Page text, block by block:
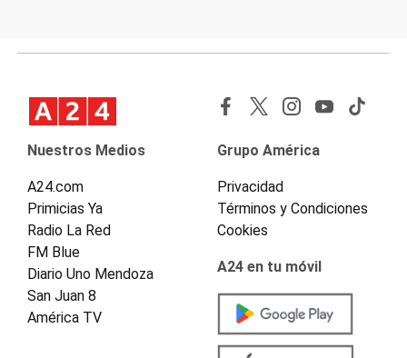
Nuestros Medios
A24.com
Primicias Ya
Radio La Red
FM Blue
Diario Uno Mendoza
San Juan 8
América TV
Grupo América
Privacidad
Términos y Condiciones
Cookies
A24 en tu móvil